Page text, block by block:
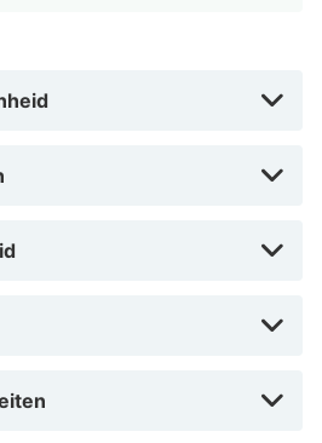
bewonder Vlaamse en
Annakerk. Heb je zin om te
in miniwinkelcentrum het